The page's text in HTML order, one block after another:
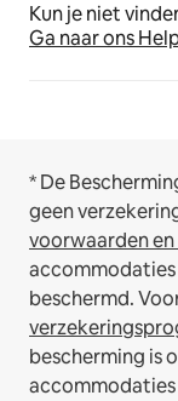
Kun je niet
Ga naar ons
* De
geen
voorwaarden
accommodaties
beschermd.
bescherming is
accommodaties